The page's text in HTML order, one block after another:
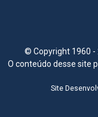
© Copyright 1960 -
O conteúdo desse site
Site